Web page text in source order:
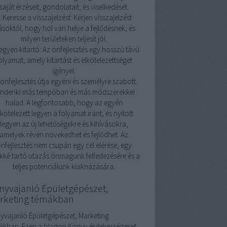
saját érzéseit, gondolatait, és viselkedését.
Keresse a visszajelzést: Kérjen visszajelzést
hogy hol van helye a fejlődésnek, és
milyen területeken teljesít jól.
kitartó: Az önfejlesztés egy hosszú távú
amely kitartást és elkötelezettséget
igényel.
útja egyéni és személyre szabott.
más tempóban és más módszerekkel
halad. A legfontosabb, hogy az egyén
legyen a folyamat iránt, és nyitott
legyen az új lehetőségekre és kihívásokra,
amelyek révén növekedhet és fejlődhet. Az
nem csupán egy cél elérése; egy
tartó utazás önmagunk felfedezésére és a
teljes potenciálunk kiaknázására.
Épületgépészet,
témákban
Épületgépészet, Marketing